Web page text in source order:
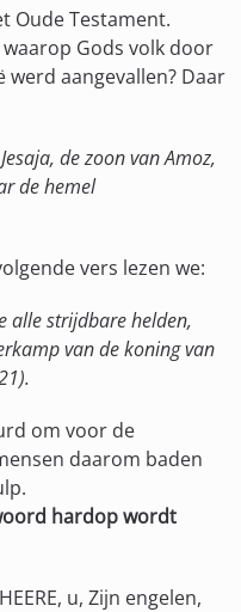
Oude Testament.
Gods volk door
werd aangevallen? Daar
de zoon van Amoz,
de hemel
vers lezen we:
alle strijdbare helden,
van de koning van
om voor de
daarom baden
hardop wordt
u, Zijn engelen,